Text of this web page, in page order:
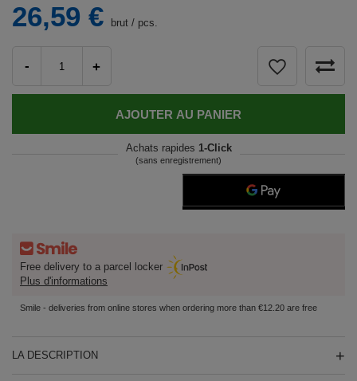
26,59 € brut / pcs.
- +
AJOUTER AU PANIER
Achats rapides 1-Click
(sans enregistrement)
Free delivery to a parcel locker
Plus d'informations
Smile - deliveries from online stores when ordering more than €12.20 are free
LA DESCRIPTION